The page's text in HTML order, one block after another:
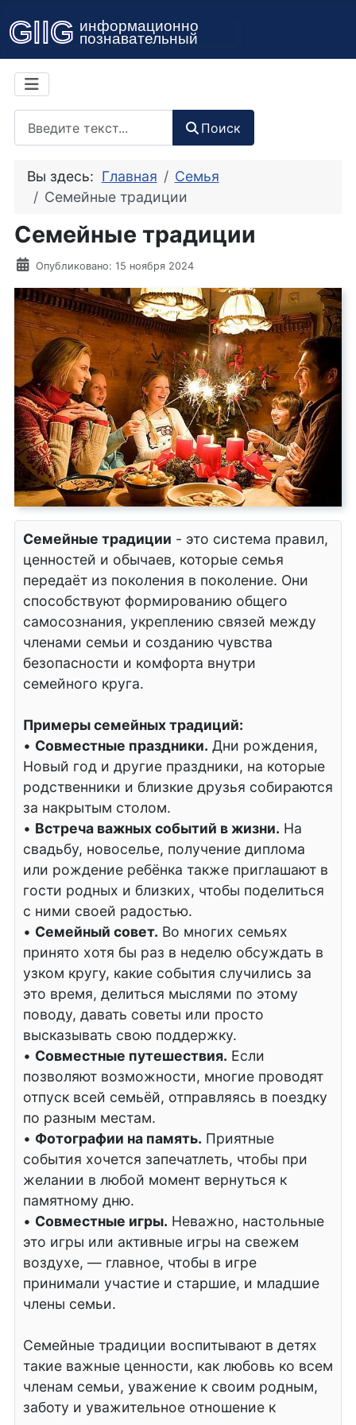
Вы здесь: Главная
Семья
Семейные традиции
Семейные традиции
Информация о материале
Опубликовано: 15 ноября 2024
Семейные традиции - это система правил,
ценностей и обычаев, которые семья
передаёт из поколения в поколение. Они
способствуют формированию общего
самосознания, укреплению связей между
членами семьи и созданию чувства
безопасности и комфорта внутри
семейного круга.
Примеры семейных традиций:
• Совместные праздники. Дни рождения,
Новый год и другие праздники, на которые
родственники и близкие друзья собираются
за накрытым столом.
• Встреча важных событий в жизни. На
свадьбу, новоселье, получение диплома
или рождение ребёнка также приглашают в
гости родных и близких, чтобы поделиться
с ними своей радостью.
• Семейный совет. Во многих семьях
принято хотя бы раз в неделю обсуждать в
узком кругу, какие события случились за
это время, делиться мыслями по этому
поводу, давать советы или просто
высказывать свою поддержку.
• Совместные путешествия. Если
позволяют возможности, многие проводят
отпуск всей семьёй, отправляясь в поездку
по разным местам.
• Фотографии на память. Приятные
события хочется запечатлеть, чтобы при
желании в любой момент вернуться к
памятному дню.
• Совместные игры. Неважно, настольные
это игры или активные игры на свежем
воздухе, — главное, чтобы в игре
принимали участие и старшие, и младшие
члены семьи.
Семейные традиции воспитывают в детях
такие важные ценности, как любовь ко всем
членам семьи, уважение к своим родным,
заботу и уважительное отношение к
Поиск